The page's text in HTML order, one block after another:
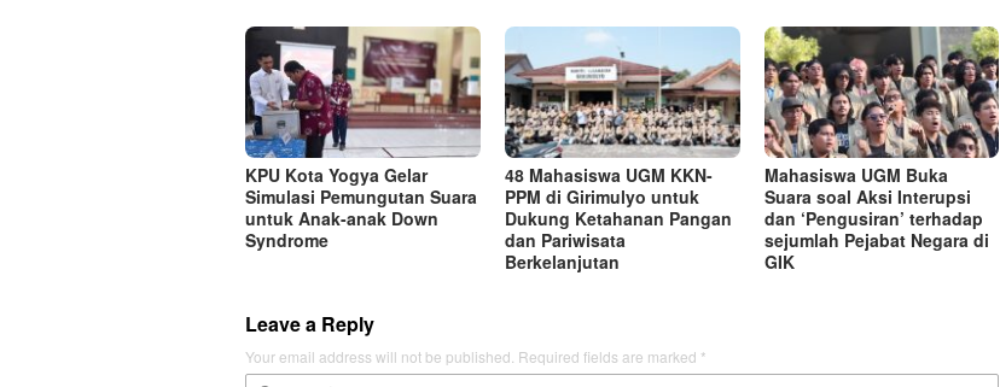
KPU Kota Yogya Gelar
Simulasi Pemungutan Suara
untuk Anak-anak Down
Syndrome
48 Mahasiswa UGM KKN-
PPM di Girimulyo untuk
Dukung Ketahanan Pangan
dan Pariwisata
Berkelanjutan
Mahasiswa UGM Buka
Suara soal Aksi Interupsi
dan ‘Pengusiran’ terhadap
sejumlah Pejabat Negara di
GIK
Leave a Reply
Your email address will not be published. Required fields are marked *